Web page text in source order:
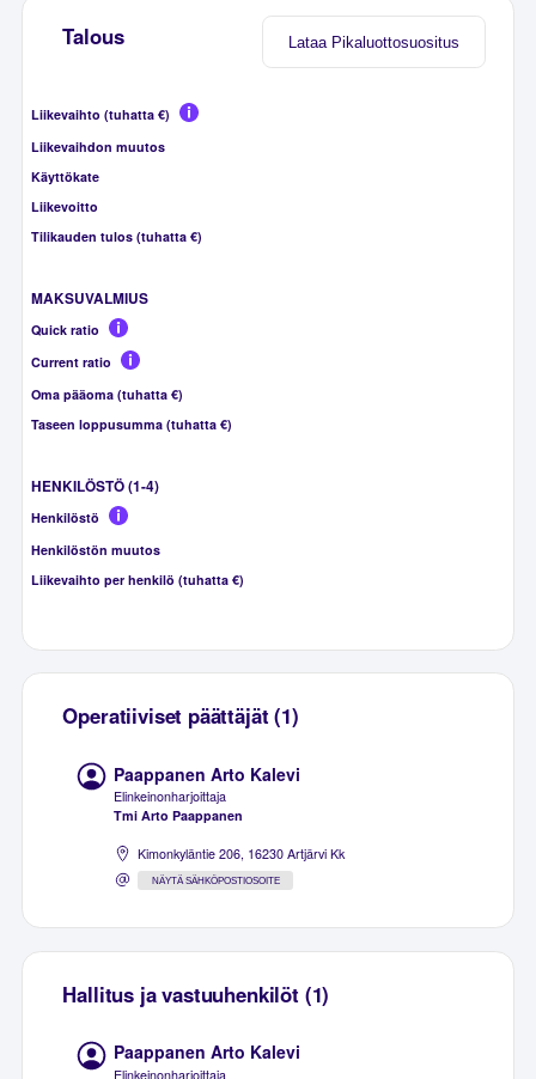
Lataa Pikaluottosuositus
Talous
Liikevaihto (tuhatta €)
Liikevaihdon muutos
Käyttökate
Liikevoitto
Tilikauden tulos (tuhatta €)
MAKSUVALMIUS
Quick ratio
Current ratio
Oma pääoma (tuhatta €)
Taseen loppusumma (tuhatta €)
HENKILÖSTÖ (1-4)
Henkilöstö
Henkilöstön muutos
Liikevaihto per henkilö (tuhatta €)
Operatiiviset päättäjät (1)
Paappanen Arto Kalevi
Elinkeinonharjoittaja
Tmi Arto Paappanen
Kimonkyläntie 206, 16230 Artjärvi Kk
NÄYTÄ SÄHKÖPOSTIOSOITE
Hallitus ja vastuuhenkilöt (1)
Paappanen Arto Kalevi
Elinkeinonharjoittaja